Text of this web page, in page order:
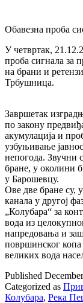
Обавезна проба
У четвртак,
проба сигнала за
на брани и
Трбушница.
Завршетак
по закону
акумулација и
узбуњивање
непогода. Звучни
бране, у околини
у Барошевцу.
Ове две бране су,
канала у другој
„Колубара“ за
вода из
напредовања и
површинског
великих вода
Published
Categorized as
Колубара, Река